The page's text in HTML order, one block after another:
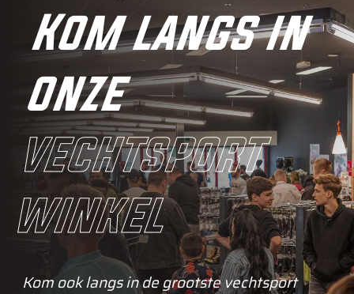
Kom langs in
onze
vechtsport
winkel
Kom ook langs in de grootste vechtsport